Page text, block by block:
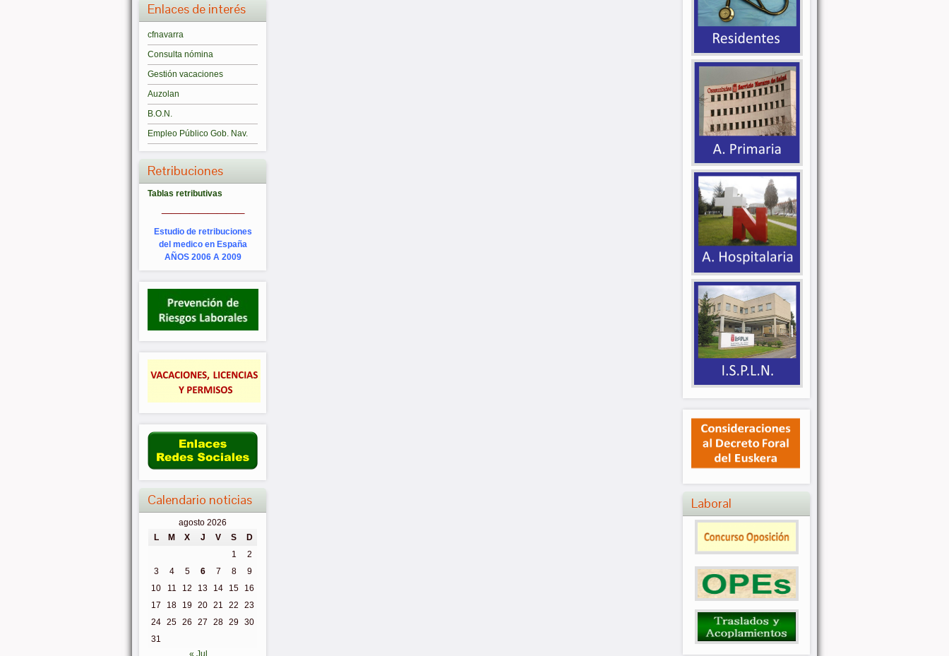
Enlaces de interés
cfnavarra
Consulta nómina
Gestión vacaciones
Auzolan
B.O.N.
Empleo Público Gob. Nav.
Retribuciones
Tablas retributivas
Estudio de retribuciones
del medico en España
AÑOS 2006 A 2009
Calendario noticias
agosto 2026
L
M X J V S
D
1
2
3
4 5 6 7 8
9
10
11 12 13 14 15
16
17
18 19 20 21 22
23
24 25 26 27 28 29 30
31
Laboral